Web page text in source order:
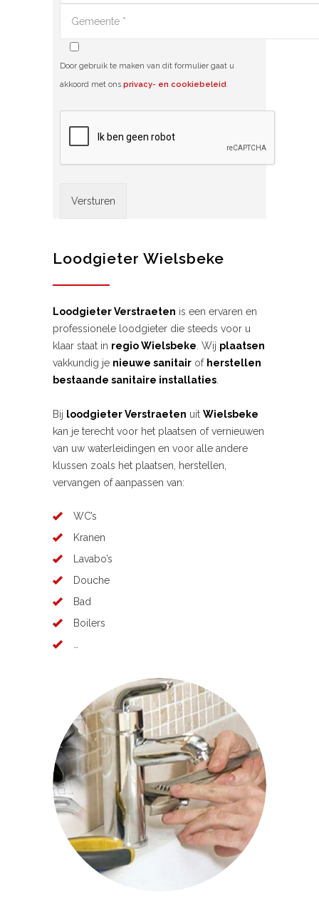
Door gebruik te maken van dit formulier gaat u
akkoord met ons privacy- en cookiebeleid.
Loodgieter Wielsbeke
Loodgieter Verstraeten is een ervaren en
professionele loodgieter die steeds voor u
klaar staat in regio Wielsbeke . Wij plaatsen
vakkundig je nieuwe sanitair of herstellen
bestaande sanitaire installaties
Bij loodgieter Verstraeten uit Wielsbeke
kan je terecht voor het plaatsen of vernieuwen
van uw waterleidingen en voor alle andere
klussen zoals het plaatsen, herstellen,
vervangen of aanpassen van:
WC’s
Kranen
Lavabo’s
Douche
Bad
Boilers